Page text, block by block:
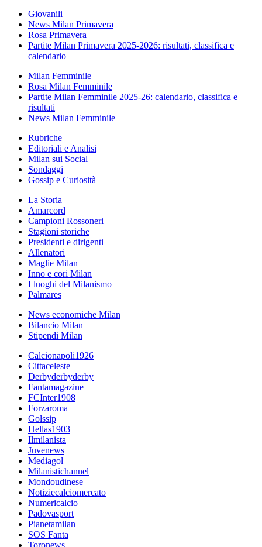
Giovanili
News Milan Primavera
Rosa Primavera
Partite Milan Primavera 2025-2026: risultati, classifica e
calendario
Milan Femminile
Rosa Milan Femminile
Partite Milan Femminile 2025-26: calendario, classifica e
risultati
News Milan Femminile
Rubriche
Editoriali e Analisi
Milan sui Social
Sondaggi
Gossip e Curiosità
La Storia
Amarcord
Campioni Rossoneri
Stagioni storiche
Presidenti e dirigenti
Allenatori
Maglie Milan
Inno e cori Milan
I luoghi del Milanismo
Palmares
News economiche Milan
Bilancio Milan
Stipendi Milan
Calcionapoli1926
Cittaceleste
Derbyderbyderby
Fantamagazine
FCInter1908
Forzaroma
Golssip
Hellas1903
Ilmilanista
Juvenews
Mediagol
Milanistichannel
Mondoudinese
Notiziecalciomercato
Numericalcio
Padovasport
Pianetamilan
SOS Fanta